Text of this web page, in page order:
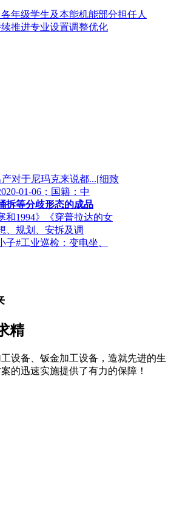
年级学生及本能机能部分担任人
推进专业设置调整优化
产对于尼玛克来说都...[细致
01-06；国籍：中
拆等分歧形态的成品
和1994》《穿普拉达的女
、规划、安拆及调
子#工业巡检：变电坐、
精
设备、钣金加工设备，造就先进的生
的迅速实施提供了有力的保障！